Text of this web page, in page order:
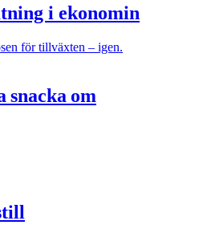
i ekonomin
för tillväxten – igen.
snacka om